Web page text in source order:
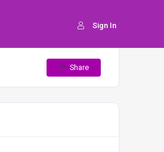
Sign In
Share